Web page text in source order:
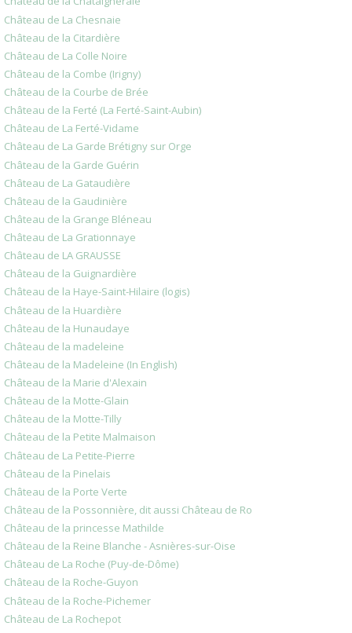
Château de La Chesnaie
Château de la Citardière
Château de La Colle Noire
Château de la Combe (Irigny)
Château de la Courbe de Brée
Château de la Ferté (La Ferté-Saint-Aubin)
Château de La Ferté-Vidame
Château de La Garde Brétigny sur Orge
Château de la Garde Guérin
Château de La Gataudière
Château de la Gaudinière
Château de la Grange Bléneau
Château de La Grationnaye
Château de LA GRAUSSE
Château de la Guignardière
Château de la Haye-Saint-Hilaire (logis)
Château de la Huardière
Château de la Hunaudaye
Château de la madeleine
Château de la Madeleine (In English)
Château de la Marie d'Alexain
Château de la Motte-Glain
Château de la Motte-Tilly
Château de la Petite Malmaison
Château de La Petite-Pierre
Château de la Pinelais
Château de la Porte Verte
Château de la Possonnière, dit aussi Château de Ro
Château de la princesse Mathilde
Château de la Reine Blanche - Asnières-sur-Oise
Château de La Roche (Puy-de-Dôme)
Château de la Roche-Guyon
Château de la Roche-Pichemer
Château de La Rochepot